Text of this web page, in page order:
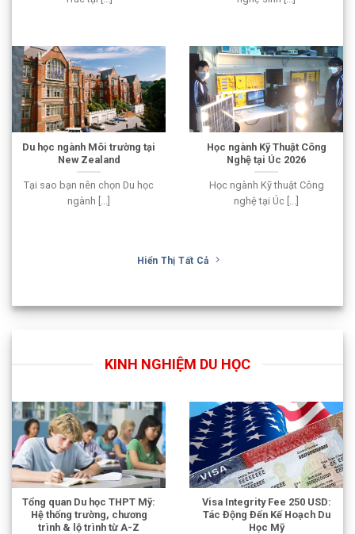
Du học ngành Môi trường tại
New Zealand
Tại sao bạn nên chọn Du học
ngành [...]
Học ngành Kỹ Thuật Công
Nghệ tại Úc 2026
Học ngành Kỹ thuật Công
nghệ tại Úc [...]
Hiển Thị Tất Cả
KINH NGHIỆM DU HỌC
Tổng quan Du học THPT Mỹ:
Hệ thống trường, chương
trình & lộ trình từ A-Z
Visa Integrity Fee 250 USD:
Tác Động Đến Kế Hoạch Du
Học Mỹ